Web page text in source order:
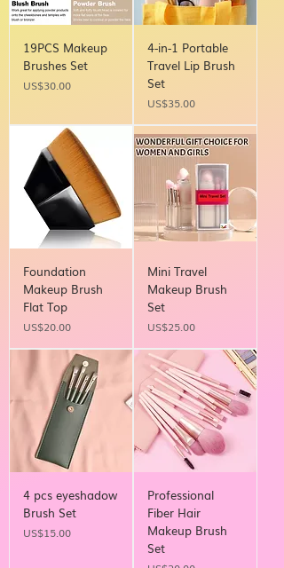
19PCS Makeup
Brushes Set
Price
US$30.00
4-in-1 Portable
Travel Lip Brush
Set
Price
US$35.00
Foundation
Makeup Brush
Flat Top
Price
US$20.00
Mini Travel
Makeup Brush
Set
Price
US$25.00
4 pcs eyeshadow
Brush Set
Price
US$15.00
Professional
Fiber Hair
Makeup Brush
Set